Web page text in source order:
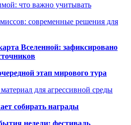
что важно учитывать
современные решения для
Вселенной: зафиксировано
этап мирового тура
для агрессивной среды
собирать награды
недели: фестиваль